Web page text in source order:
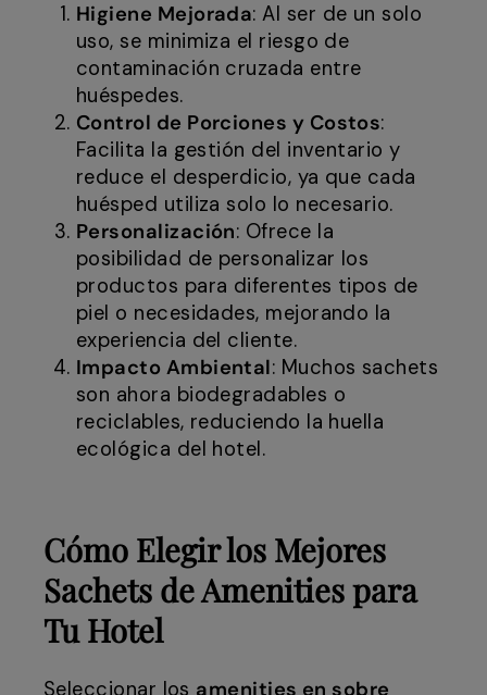
Higiene Mejorada: Al ser de un solo
uso, se minimiza el riesgo de
contaminación cruzada entre
huéspedes.
Control de Porciones y Costos:
Facilita la gestión del inventario y
reduce el desperdicio, ya que cada
huésped utiliza solo lo necesario.
Personalización: Ofrece la
posibilidad de personalizar los
productos para diferentes tipos de
piel o necesidades, mejorando la
experiencia del cliente.
Impacto Ambiental: Muchos sachets
son ahora biodegradables o
reciclables, reduciendo la huella
ecológica del hotel.
Cómo Elegir los Mejores
Sachets de Amenities para
Tu Hotel
Seleccionar los amenities en sobre